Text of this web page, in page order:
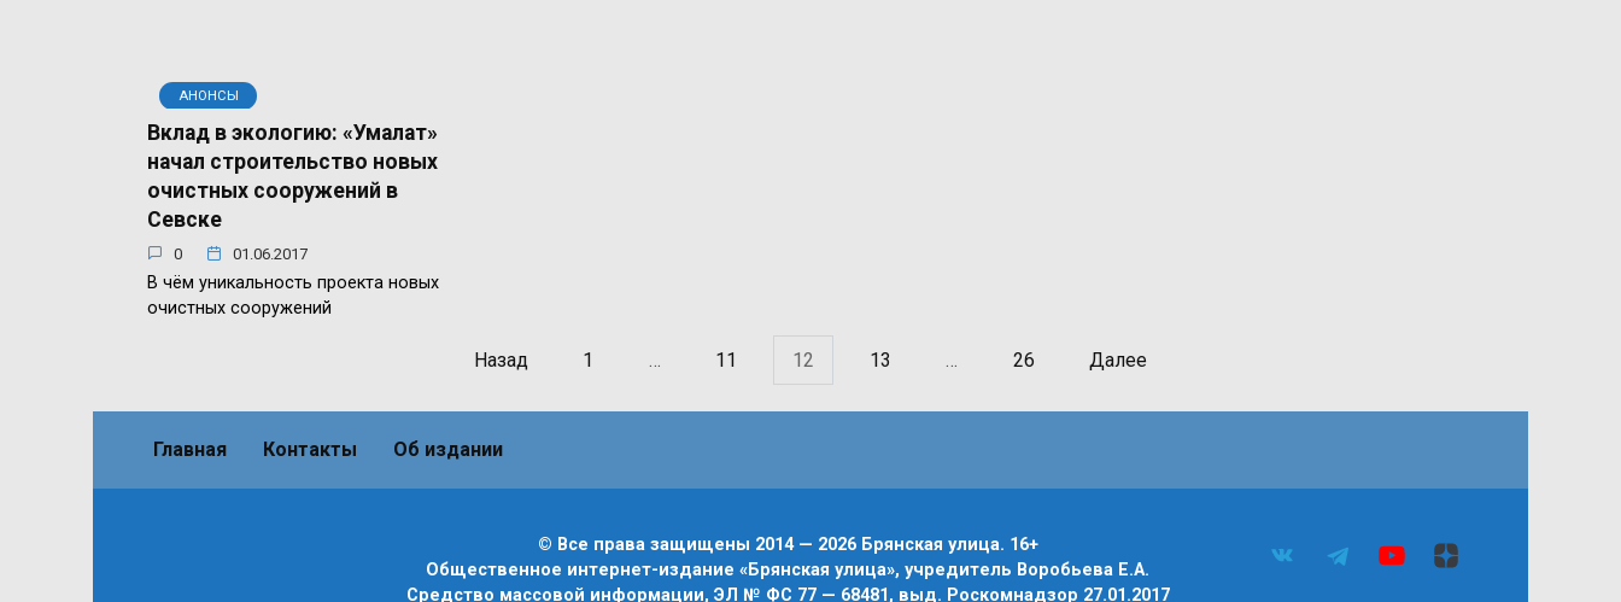
АНОНСЫ
Вклад в экологию: «Умалат»
начал строительство новых
очистных сооружений в
Севске
0 01.06.2017
В чём уникальность проекта новых
очистных сооружений
Назад 1 … 11 12 13 … 26 Далее
Главная Контакты Об издании
© Все права защищены 2014 — 2026 Брянская улица. 16+
Общественное интернет-издание «Брянская улица», учредитель Воробьева Е.А.
Средство массовой информации, ЭЛ № ФС 77 — 68481, выд. Роскомнадзор 27.01.2017